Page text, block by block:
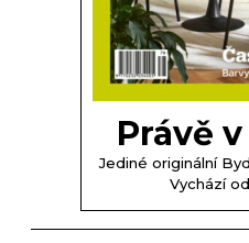
Právě
Jediné originální
Vychází